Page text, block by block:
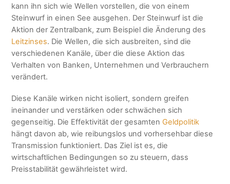
kann ihn sich wie Wellen vorstellen, die von einem
Steinwurf in einen See ausgehen. Der Steinwurf ist die
Aktion der Zentralbank, zum Beispiel die Änderung des
Leitzinses. Die Wellen, die sich ausbreiten, sind die
verschiedenen Kanäle, über die diese Aktion das
Verhalten von Banken, Unternehmen und Verbrauchern
verändert.
Diese Kanäle wirken nicht isoliert, sondern greifen
ineinander und verstärken oder schwächen sich
gegenseitig. Die Effektivität der gesamten Geldpolitik
hängt davon ab, wie reibungslos und vorhersehbar diese
Transmission funktioniert. Das Ziel ist es, die
wirtschaftlichen Bedingungen so zu steuern, dass
Preisstabilität gewährleistet wird.